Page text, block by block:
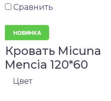
Сравнить
Кровать Micuna
Mencia 120*60
Цвет